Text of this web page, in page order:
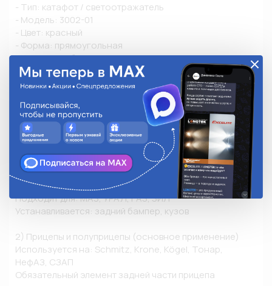
- Тип: катафот / светоотражатель
- Модель: 3002-01
- Цвет: красный
- Форма: прямоугольная
- Принцип работы: отражение света
- Материал: пластик
- Электропитание: не требуется
- Размер: (Д*Ш*В) 120*12*53 мм
Это НЕ фонарь — света не излучает
Катафот универсальный — подходит для любого
транспорта.
1) Грузовые автомобили
Подходит для: МАЗ, УРАЛ, ГАЗ, ЗИЛ
Устанавливается: задний бампер, кузов
2) Прицепы и полуприцепы (основное применение)
Используется на: Schmitz, Krone, Kögel, Тонар,
НефАЗ, СЗАП
Обязательный элемент задней части прицепа